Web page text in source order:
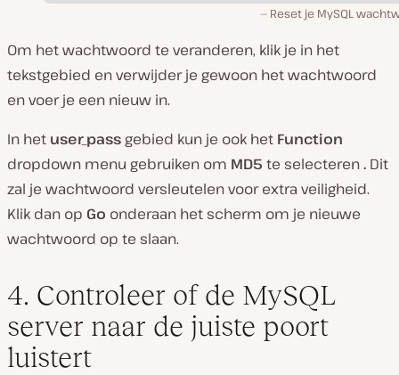
Reset je MySQL
Om het wachtwoord te veranderen, klik je in het
tekstgebied en verwijder je gewoon het wachtwoord
en voer je een nieuw in.
In het user_pass gebied kun je ook het Function
dropdown menu gebruiken om MD5 te selecteren. Dit
zal je wachtwoord versleutelen voor extra veiligheid.
Klik dan op Go onderaan het scherm om je nieuwe
wachtwoord op te slaan.
4. Controleer of de MySQL
server naar de juiste poort
luistert